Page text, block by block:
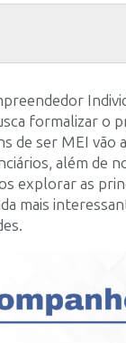
formalizar o
de ser MEI
além de
explorar as
mais